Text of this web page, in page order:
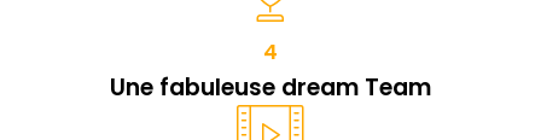
4
Une fabuleuse dream Team